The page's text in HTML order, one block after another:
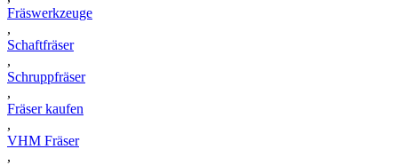
Fräswerkzeuge
,
Schaftfräser
,
Schruppfräser
,
Fräser kaufen
,
VHM Fräser
,